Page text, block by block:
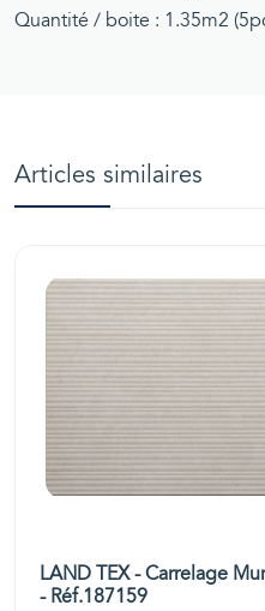
Quantité / boite : 1.35m2
Articles similaires
LAND TEX - Carrelage
- Réf.187159